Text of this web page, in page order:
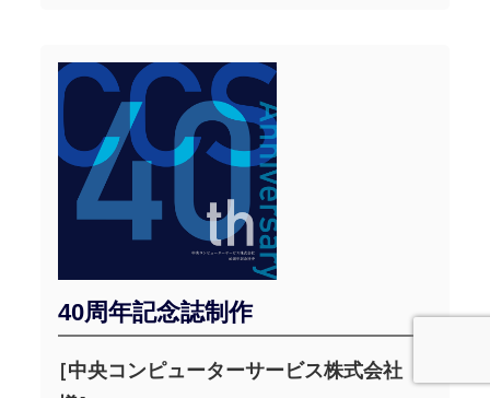
40周年記念誌制作
［中央コンピューターサービス株式会社